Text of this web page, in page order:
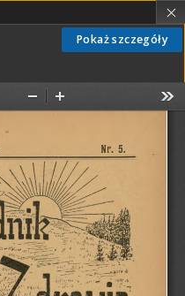
Pokaż szczegóły